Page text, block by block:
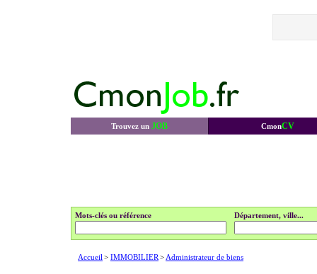
Trouvez un JOB CmonCV
Mots-clés ou référence Département, ville...
Accueil > IMMOBILIER > Administrateur de biens